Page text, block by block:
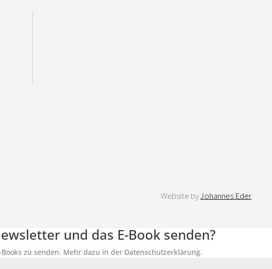
Website byJohannes Eder
und das E-Book senden?
zu senden. Mehr dazu in der Datenschutzerklärung.